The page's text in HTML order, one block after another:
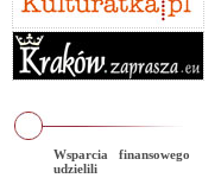
Wsparcia finansowego
udzielili